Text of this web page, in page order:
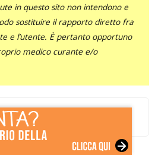
in questo sito non intendono e
sostituire il rapporto diretto fra
e l’utente. È pertanto opportuno
medico curante e/o
TwitterPinterest